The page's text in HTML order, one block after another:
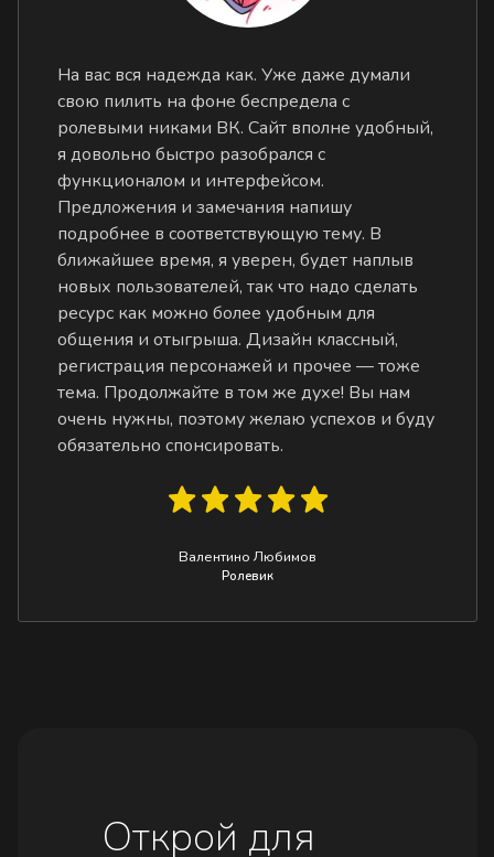
На вас вся надежда как. Уже даже думали
свою пилить на фоне беспредела с
ролевыми никами ВК. Сайт вполне удобный,
я довольно быстро разобрался с
функционалом и интерфейсом.
Предложения и замечания напишу
подробнее в соответствующую тему. В
ближайшее время, я уверен, будет наплыв
новых пользователей, так что надо сделать
ресурс как можно более удобным для
общения и отыгрыша. Дизайн классный,
регистрация персонажей и прочее — тоже
тема. Продолжайте в том же духе! Вы нам
очень нужны, поэтому желаю успехов и буду
обязательно спонсировать.
Валентино Любимов
Ролевик
Открой для